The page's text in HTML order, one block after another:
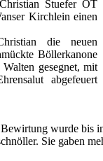
Stuefer OT
Kirchlein einen
die neuen
Böllerkanone
gesegnet, mit
abgefeuert
wurde bis
Sie gaben